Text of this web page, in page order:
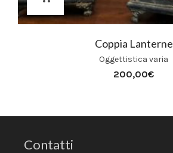
Coppia Lanterne
Oggettistica varia
200,00€
Contatti